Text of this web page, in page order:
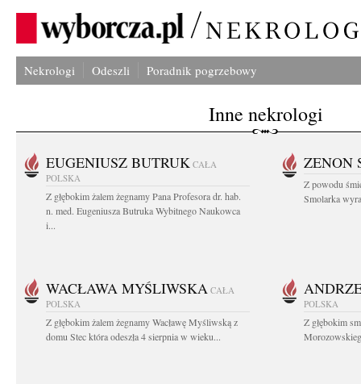
Nekrologi Odeszli Poradnik pogrzebowy
Inne nekrologi
EUGENIUSZ BUTRUK CAŁA
POLSKA
Z głębokim żalem żegnamy Pana Profesora dr. hab.
n. med. Eugeniusza Butruka Wybitnego Naukowca
i...
ZENON
Z powodu
Smolarka
WACŁAWA MYŚLIWSKA CAŁA
POLSKA
Z głębokim żalem żegnamy Wacławę Myśliwską z
domu Stec która odeszła 4 sierpnia w wieku...
POLSKA
Z głębokim